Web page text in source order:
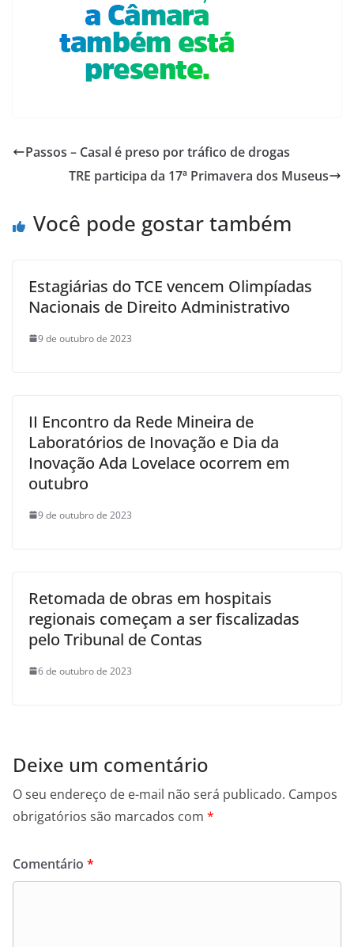
Passos – Casal é preso por tráfico de drogas
TRE participa da 17ª Primavera dos Museus
Você pode gostar também
Estagiárias do TCE vencem Olimpíadas
Nacionais de Direito Administrativo
9 de outubro de 2023
II Encontro da Rede Mineira de
Laboratórios de Inovação e Dia da
Inovação Ada Lovelace ocorrem em
outubro
9 de outubro de 2023
Retomada de obras em hospitais
regionais começam a ser fiscalizadas
pelo Tribunal de Contas
6 de outubro de 2023
Deixe um comentário
O seu endereço de e-mail não será publicado. Campos
obrigatórios são marcados com *
Comentário *